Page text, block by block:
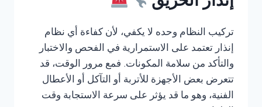
إنذار الحريق
تركيب النظام وحده لا يكفي، لأن كفاءة أي نظام
إنذار تعتمد على الاستمرارية في الفحص والاختبار
والتأكد من سلامة المكونات. فمع مرور الوقت، قد
تتعرض بعض الأجهزة للأتربة أو التآكل أو الأعطال
الفنية، وهو ما قد يؤثر على سرعة الاستجابة وقت